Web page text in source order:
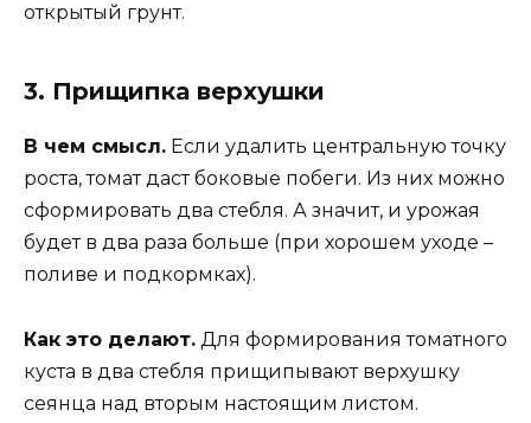
открытый грунт.
3. Прищипка верхушки
В чем смысл. Если удалить центральную точку
роста, томат даст боковые побеги. Из них можно
сформировать два стебля. А значит, и урожая
будет в два раза больше (при хорошем уходе –
поливе и подкормках).
Как это делают. Для формирования томатного
куста в два стебля прищипывают верхушку
сеянца над вторым настоящим листом.